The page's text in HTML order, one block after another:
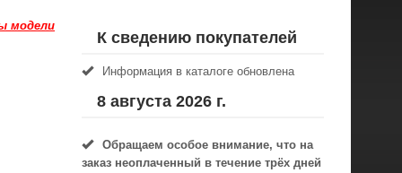
модели
К сведению покупателей
Информация в каталоге обновлена
8 августа 2026 г.
Обращаем особое внимание, что на
заказ неоплаченный в течениe трёх дней